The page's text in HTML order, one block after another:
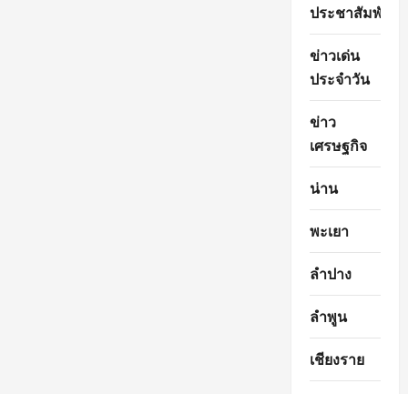
ประชาสัมพันธ์
ข่าวเด่น
ประจำวัน
ข่าว
เศรษฐกิจ
น่าน
พะเยา
ลำปาง
ลำพูน
เชียงราย